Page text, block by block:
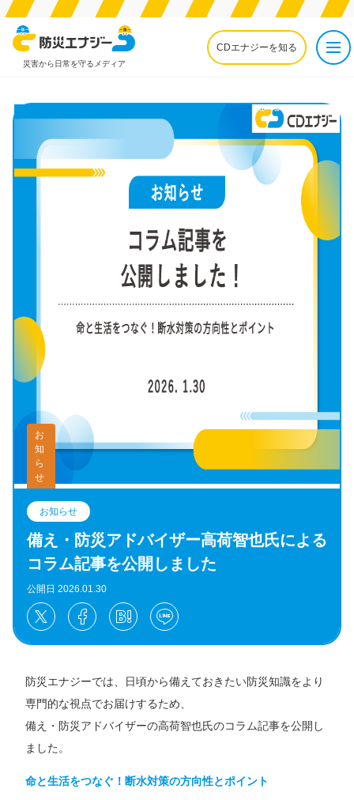
災害から日常を守るメディア
CDエナジーを知る
お
知
ら
せ
お知らせ
備え・防災アドバイザー高荷智也氏による
コラム記事を公開しました
公開日 2026.01.30
防災エナジーでは、日頃から備えておきたい防災知識をより
専門的な視点でお届けするため、
備え・防災アドバイザーの高荷智也氏のコラム記事を公開し
ました。
命と生活をつなぐ！断水対策の方向性とポイント